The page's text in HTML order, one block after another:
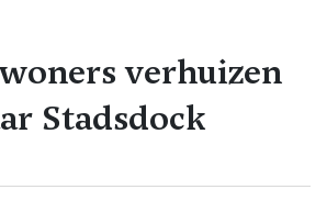
verhuizen
Stadsdock